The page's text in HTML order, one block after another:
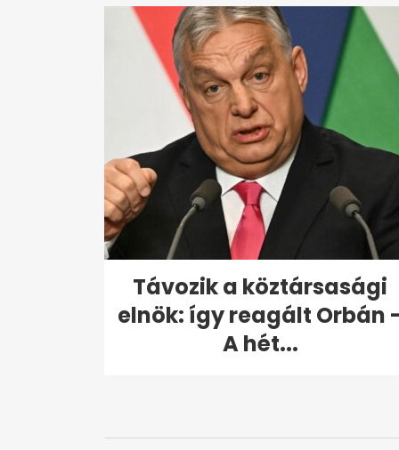
Távozik a köztársasági
elnök: így reagált Orbán
A hét...